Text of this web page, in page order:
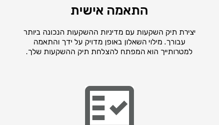
התאמה אישית
יצירת תיק השקעות עם מדיניות ההשקעות הנכונה ביותר
עבורך. מילוי השאלון באופן מדויק על ידך והתאמה
למטרותייך הוא המפתח להצלחת תיק ההשקעות שלך.